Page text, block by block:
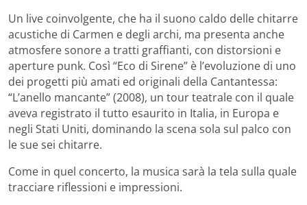
Un live coinvolgente, che ha il suono caldo delle chitarre
acustiche di Carmen e degli archi, ma presenta anche
atmosfere sonore a tratti graffianti, con distorsioni e
aperture punk. Così “Eco di Sirene” è l’evoluzione di uno
dei progetti più amati ed originali della Cantantessa:
“L’anello mancante” (2008), un tour teatrale con il quale
aveva registrato il tutto esaurito in Italia, in Europa e
negli Stati Uniti, dominando la scena sola sul palco con
le sue sei chitarre.
Come in quel concerto, la musica sarà la tela sulla quale
tracciare riflessioni e impressioni.